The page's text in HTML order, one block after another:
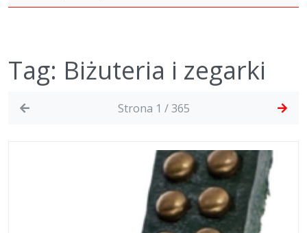
Tag: Biżuteria i zegarki
Strona 1 / 365